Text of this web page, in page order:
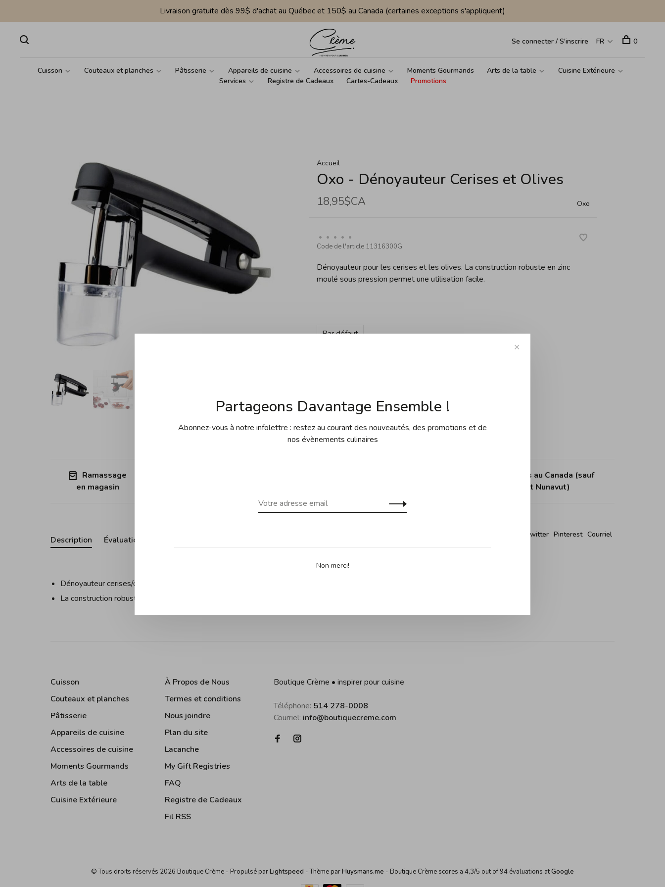
Livraison gratuite dès 99$ d'achat au Québec et 150$ au Canada (certaines exceptions s'appliquent)
Cuisson Couteaux et planches Pâtisserie Appareils de cuisine Accessoires de cuisine Moments Gourmands Arts de la table
Cuisine Extérieure
Services
Registre de Cadeaux Cartes-Cadeaux Promotions
Se connecter / S'inscrire FR 0
Accueil
Oxo - Dénoyauteur Cerises et Olives
18,95$CA Oxo
• • • • •
Code de l'article11316300G
Dénoyauteur pour les cerises et les olives. La construction robuste en zinc
moulé sous pression permet une utilisation facile.
Par défaut
Ramassage
en magasin
Expédition gratuite dès 150$ d'achats au Canada (sauf
Yukon, Territoires du Nord-Ouest et Nunavut)
Twitter Pinterest Courriel
Description Évaluations
Dénoyauteur cerises/olives, 6" / 15 cm, noir.
La construction robuste en zinc moulé sous pression.
Cuisson
Couteaux et planches
Pâtisserie
Appareils de cuisine
Accessoires de cuisine
Moments Gourmands
Arts de la table
Cuisine Extérieure
À Propos de Nous
Termes et conditions
Nous joindre
Plan du site
Lacanche
My Gift Registries
FAQ
Registre de Cadeaux
Fil RSS
Boutique Crème • inspirer pour cuisine
Téléphone: 514 278-0008
Courriel: info@boutiquecreme.com
© Tous droits réservés 2026 Boutique Crème - Propulsé parLightspeed - Thème parHuysmans.me - Boutique Crème scores a 4,3/5 out of94 évaluations atGoogle
✕
Partageons Davantage Ensemble !
Abonnez-vous à notre infolettre : restez au courant des nouveautés, des promotions et de
nos évènements culinaires
Non merci!